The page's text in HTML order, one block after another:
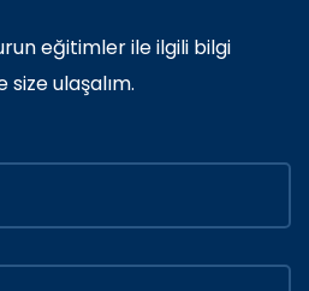
eğitimler ile ilgili bilgi
size ulaşalım.